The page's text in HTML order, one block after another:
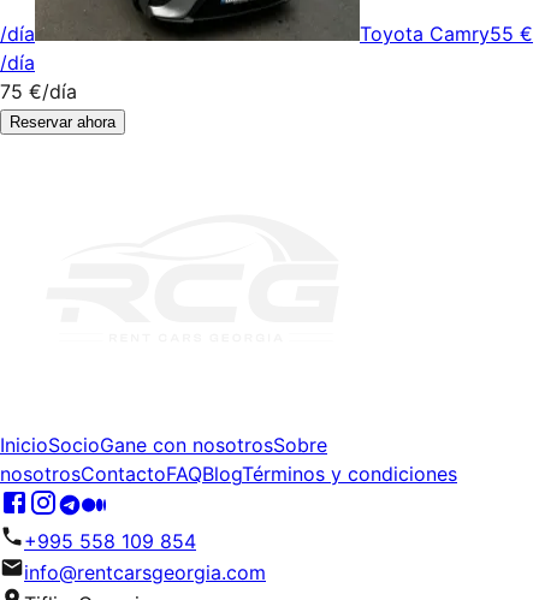
/día Toyota Camry55 €
/día
75 €/día
Reservar ahora
InicioSocioGane con nosotrosSobre
nosotrosContactoFAQBlogTérminos y condiciones
+995 558 109 854
info@rentcarsgeorgia.com